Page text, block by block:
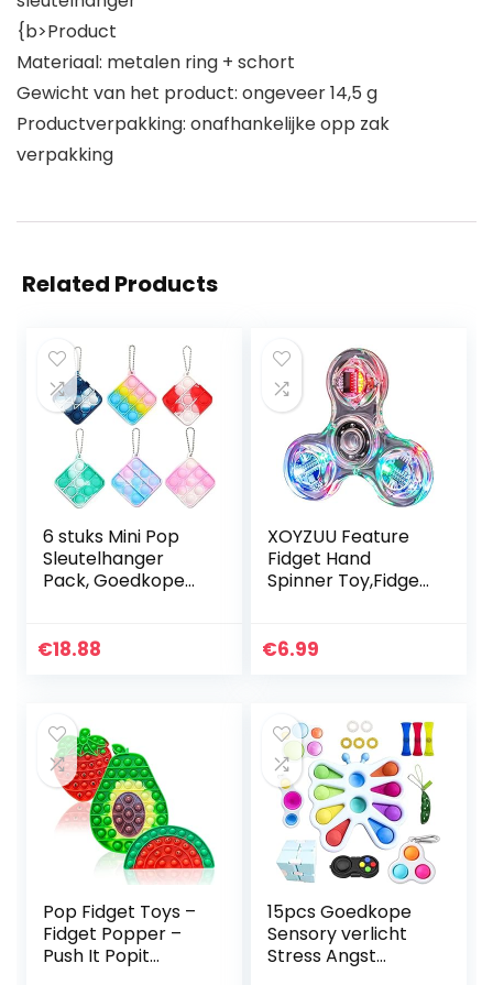
{b>Product
Materiaal: metalen ring + schort
Gewicht van het product: ongeveer 14,5 g
Productverpakking: onafhankelijke opp zak
verpakking
Related Products
6 stuks Mini Pop
Sleutelhanger
Pack, Goedkope
Push Bubble
€18.88
XOYZUU Feature
Fidget Hand
Spinner Toy,Fidget
Fidget Spinner Toy,
€6.99
Pop Fidget Toys –
Fidget Popper –
Push It Popit
15pcs Goedkope
Sensory verlicht
Stress Angst